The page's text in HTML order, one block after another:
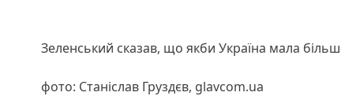
Зеленський сказав, що якби Україна мала
фото: Станіслав Груздєв, glavcom.ua